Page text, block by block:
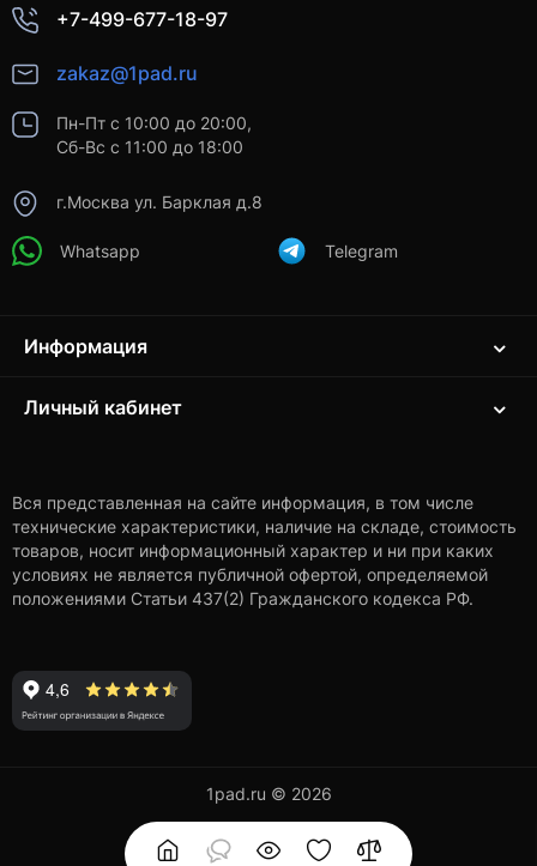
+7-499-677-18-97
zakaz@1pad.ru
Пн-Пт с 10:00 до 20:00,
Сб-Вс с 11:00 до 18:00
г.Москва ул. Барклая д.8
Whatsapp Telegram
Информация
Личный кабинет
Вся представленная на сайте информация, в том числе
технические характеристики, наличие на складе, стоимость
товаров, носит информационный характер и ни при каких
условиях не является публичной офертой, определяемой
положениями Статьи 437(2) Гражданского кодекса РФ.
1pad.ru © 2026